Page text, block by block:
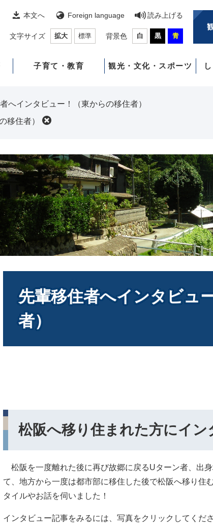
本文へ Foreign language 読み上げる
文字サイズ 拡大 標準 背景色 白 黒 青
子育て・教育 観光・文化・スポーツ
へインタビュー！（東からの移住者）
移住者）
先輩移住者へインタビュ
者）
松阪へ移り住まれた方にイン
松阪を一度離れた後に再び故郷に戻るUターン者、出
て、地方から一度は都市部に移住した後で松阪へ移り住
タイルやお話を伺いました！
インタビュー記事をみるには、写真をクリックしてくださ